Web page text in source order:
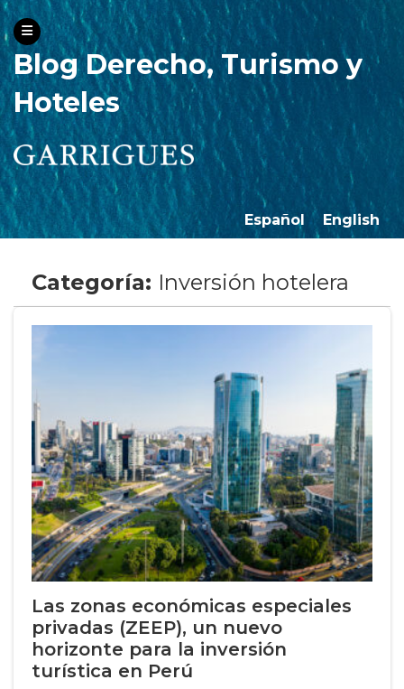
Blog Derecho, Turismo y
Hoteles
Español English
Categoría: Inversión hotelera
Las zonas económicas especiales
privadas (ZEEP), un nuevo
horizonte para la inversión
turística en Perú